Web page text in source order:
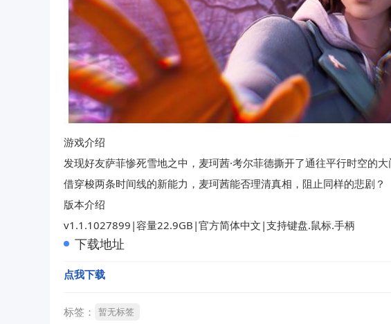
游戏介绍
发现好友萨菲惨死雪地之中，麦珂茜·考尔菲德撕开了通往平行时空的
借穿梭两条时间线的新能力，麦珂茜能否理清真相，阻止同样的悲剧？
版本介绍
v1.1.1027899|容量22.9GB|官方简体中文|支持键盘.鼠标.手柄
下载地址
点我下载
标签： 暂无标签